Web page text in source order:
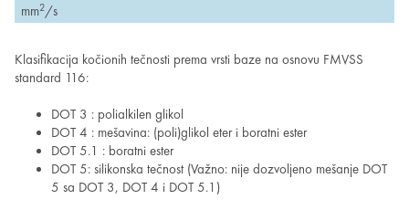
mm2/s
Klasifikacija kočionih tečnosti prema vrsti baze na osnovu FMVSS
standard 116:
DOT 3 : polialkilen glikol
DOT 4 : mešavina: (poli)glikol eter i boratni ester
DOT 5.1 : boratni ester
DOT 5: silikonska tečnost (Važno: nije dozvoljeno mešanje DOT
5 sa DOT 3, DOT 4 i DOT 5.1)